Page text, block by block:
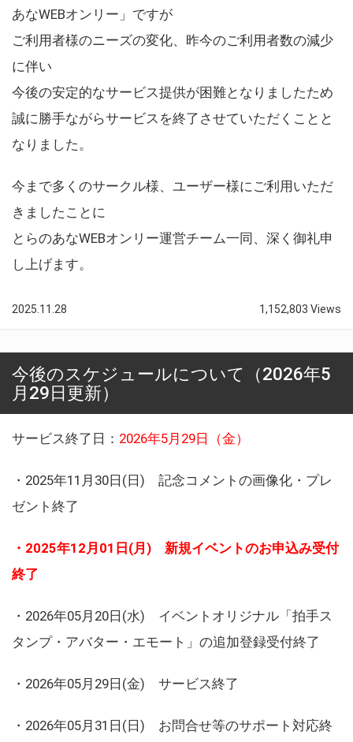
あなWEBオンリー」ですが
ご利用者様のニーズの変化、昨今のご利用者数の減少
に伴い
今後の安定的なサービス提供が困難となりましたため
誠に勝手ながらサービスを終了させていただくことと
なりました。
今まで多くのサークル様、ユーザー様にご利用いただ
きましたことに
とらのあなWEBオンリー運営チーム一同、深く御礼申
し上げます。
2025.11.28 1,152,803 Views
今後のスケジュールについて（2026年5
月29日更新）
サービス終了日： 2026年5月29日（金）
・2025年11月30日(日) 記念コメントの画像化・プレ
ゼント終了
・2025年12月01日(月) 新規イベントのお申込み受付
終了
・2026年05月20日(水) イベントオリジナル「拍手ス
タンプ・アバター・エモート」の追加登録受付終了
・2026年05月29日(金) サービス終了
・2026年05月31日(日) お問合せ等のサポート対応終